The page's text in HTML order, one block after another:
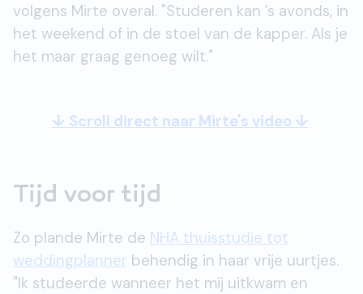
volgens Mirte overal. "Studeren kan ’s avonds, in
het weekend of in de stoel van de kapper. Als je
het maar graag genoeg wilt."
↓ Scroll direct naar Mirte's video ↓
Tijd voor tijd
Zo plande Mirte de NHA thuisstudie tot
weddingplanner behendig in haar vrije uurtjes.
"Ik studeerde wanneer het mij uitkwam en